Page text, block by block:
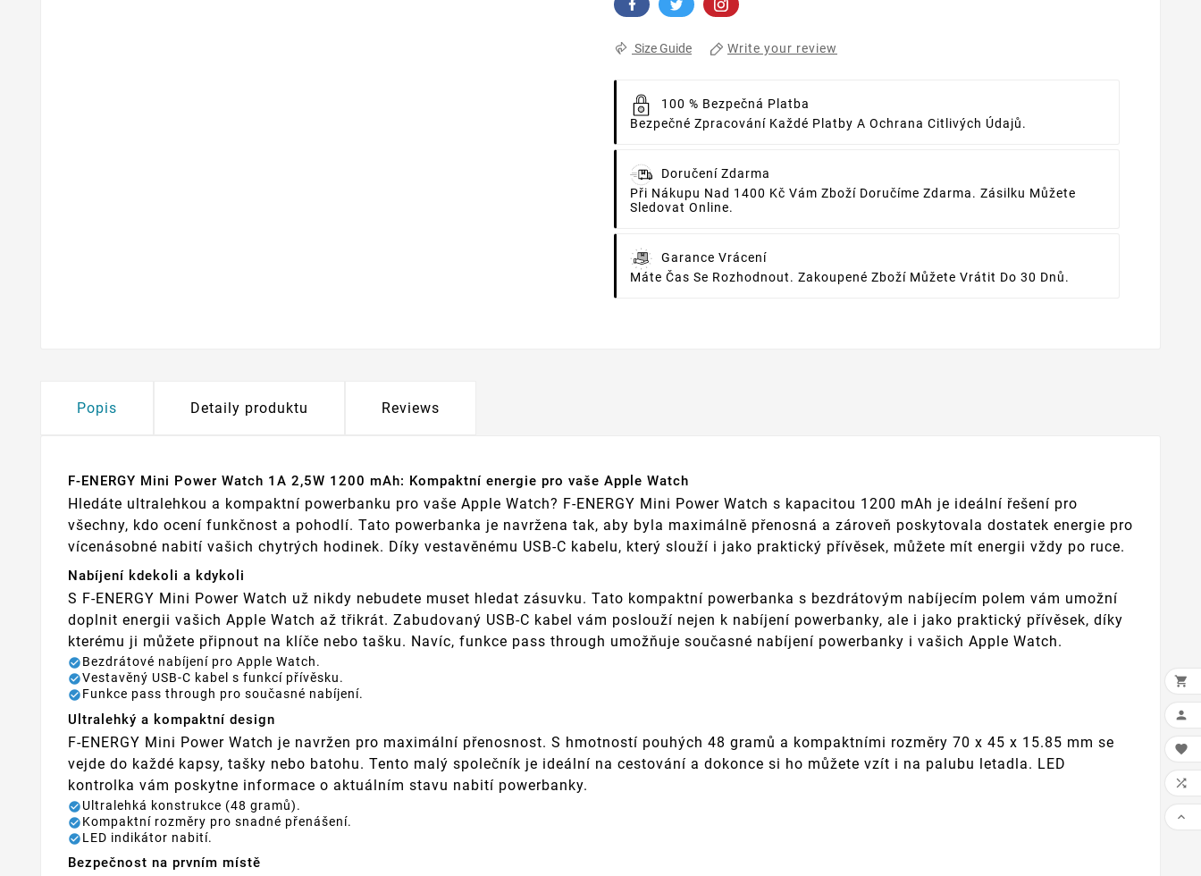
Size Guide Write your review
100 % Bezpečná Platba
Bezpečné Zpracování Každé Platby A Ochrana Citlivých Údajů.
Doručení Zdarma
Při Nákupu Nad 1400 Kč Vám Zboží Doručíme Zdarma. Zásilku Můžete
Sledovat Online.
Garance Vrácení
Máte Čas Se Rozhodnout. Zakoupené Zboží Můžete Vrátit Do 30 Dnů.
Popis Detaily produktu Reviews
F-ENERGY Mini Power Watch 1A 2,5W 1200 mAh: Kompaktní energie pro vaše Apple Watch
Hledáte ultralehkou a kompaktní powerbanku pro vaše Apple Watch? F-ENERGY Mini Power Watch s kapacitou 1200 mAh je ideální řešení pro
všechny, kdo ocení funkčnost a pohodlí. Tato powerbanka je navržena tak, aby byla maximálně přenosná a zároveň poskytovala dostatek energie pro
vícenásobné nabití vašich chytrých hodinek. Díky vestavěnému USB-C kabelu, který slouží i jako praktický přívěsek, můžete mít energii vždy po ruce.
Nabíjení kdekoli a kdykoli
S F-ENERGY Mini Power Watch už nikdy nebudete muset hledat zásuvku. Tato kompaktní powerbanka s bezdrátovým nabíjecím polem vám umožní
doplnit energii vašich Apple Watch až třikrát. Zabudovaný USB-C kabel vám poslouží nejen k nabíjení powerbanky, ale i jako praktický přívěsek, díky
kterému ji můžete připnout na klíče nebo tašku. Navíc, funkce pass through umožňuje současné nabíjení powerbanky i vašich Apple Watch.
Bezdrátové nabíjení pro Apple Watch.
Vestavěný USB-C kabel s funkcí přívěsku.
Funkce pass through pro současné nabíjení.
Ultralehký a kompaktní design
F-ENERGY Mini Power Watch je navržen pro maximální přenosnost. S hmotností pouhých 48 gramů a kompaktními rozměry 70 x 45 x 15.85 mm se
vejde do každé kapsy, tašky nebo batohu. Tento malý společník je ideální na cestování a dokonce si ho můžete vzít i na palubu letadla. LED
kontrolka vám poskytne informace o aktuálním stavu nabití powerbanky.
Ultralehká konstrukce (48 gramů).
Kompaktní rozměry pro snadné přenášení.
LED indikátor nabití.
Bezpečnost na prvním místě




